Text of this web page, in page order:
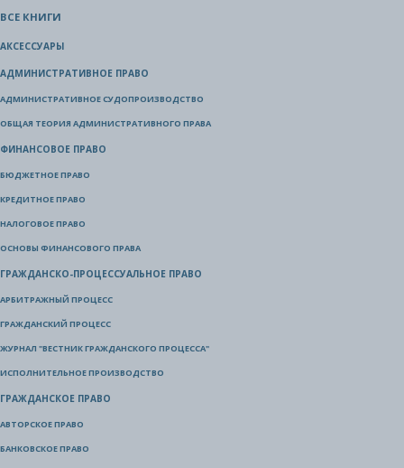
ВСЕ КНИГИ
АКСЕССУАРЫ
АДМИНИСТРАТИВНОЕ ПРАВО
АДМИНИСТРАТИВНОЕ СУДОПРОИЗВОДСТВО
ОБЩАЯ ТЕОРИЯ АДМИНИСТРАТИВНОГО ПРАВА
ФИНАНСОВОЕ ПРАВО
БЮДЖЕТНОЕ ПРАВО
КРЕДИТНОЕ ПРАВО
НАЛОГОВОЕ ПРАВО
ОСНОВЫ ФИНАНСОВОГО ПРАВА
ГРАЖДАНСКО-ПРОЦЕССУАЛЬНОЕ ПРАВО
АРБИТРАЖНЫЙ ПРОЦЕСС
ГРАЖДАНСКИЙ ПРОЦЕСС
ЖУРНАЛ "ВЕСТНИК ГРАЖДАНСКОГО ПРОЦЕССА"
ИСПОЛНИТЕЛЬНОЕ ПРОИЗВОДСТВО
ГРАЖДАНСКОЕ ПРАВО
АВТОРСКОЕ ПРАВО
БАНКОВСКОЕ ПРАВО